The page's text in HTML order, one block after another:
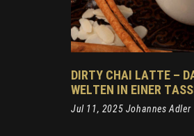
DIRTY CHAI LATTE –
WELTEN IN EINER
Jul 11, 2025 Johannes Adler